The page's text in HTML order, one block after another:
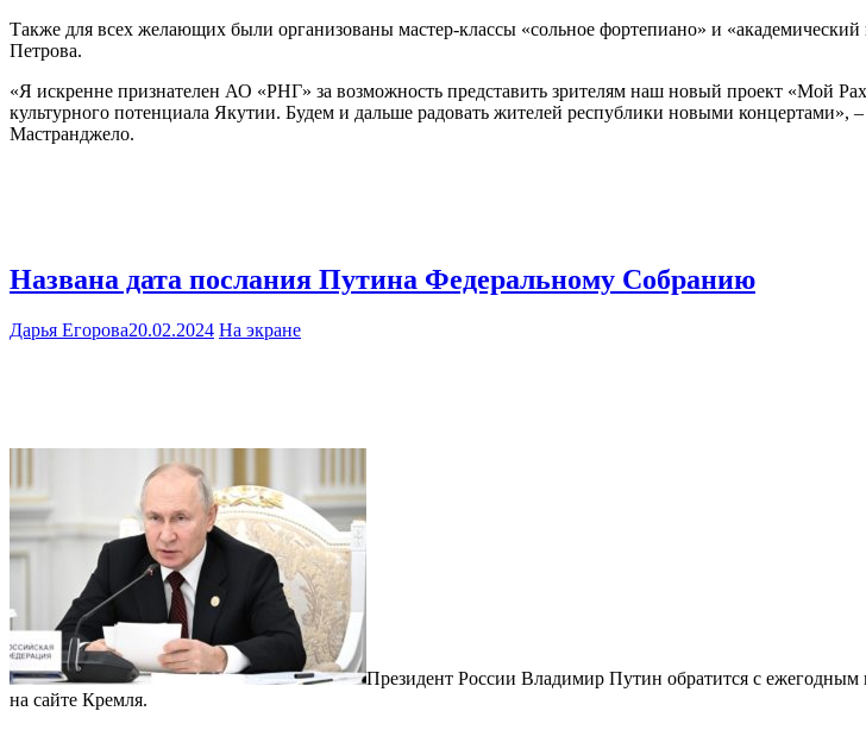
Также для всех желающих были организованы мастер-классы «сольное фортепиано» и
Петрова.
«Я искренне признателен АО «РНГ» за возможность представить зрителям наш новый проект «Мой
культурного потенциала Якутии. Будем и дальше радовать жителей республики новыми концертами»,
Мастранджело.
Названа дата послания Путина Федеральному Собранию
Дарья Егорова20.02.2024 На экране
Президент России Владимир Путин обратится с
на сайте Кремля.